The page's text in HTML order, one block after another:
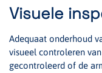
Visuele
Adequaat onderhoud
visueel controleren
gecontroleerd of de